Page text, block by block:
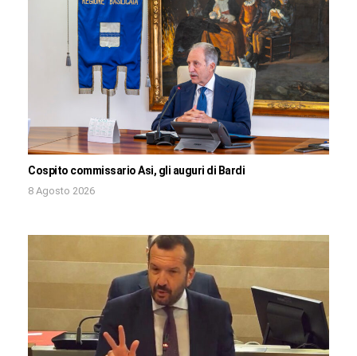
Cospito commissario Asi, gli auguri di Bardi
8 Agosto 2026